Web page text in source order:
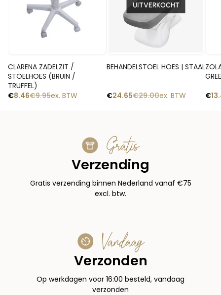
Snelle blik
CLARENA ZADELZIT /
STOELHOES (BRUIN /
TRUFFEL)
€9.95
€8.46 ex. BTW
UITVERKOCHT
BEHANDELSTOEL HOES | STAAL
€29.00
€24.65 ex. BTW
€
Gratis
Verzending
Gratis verzending binnen Nederland vanaf €75
excl. btw.
Vandaag
Verzonden
Op werkdagen voor 16:00 besteld, vandaag
verzonden